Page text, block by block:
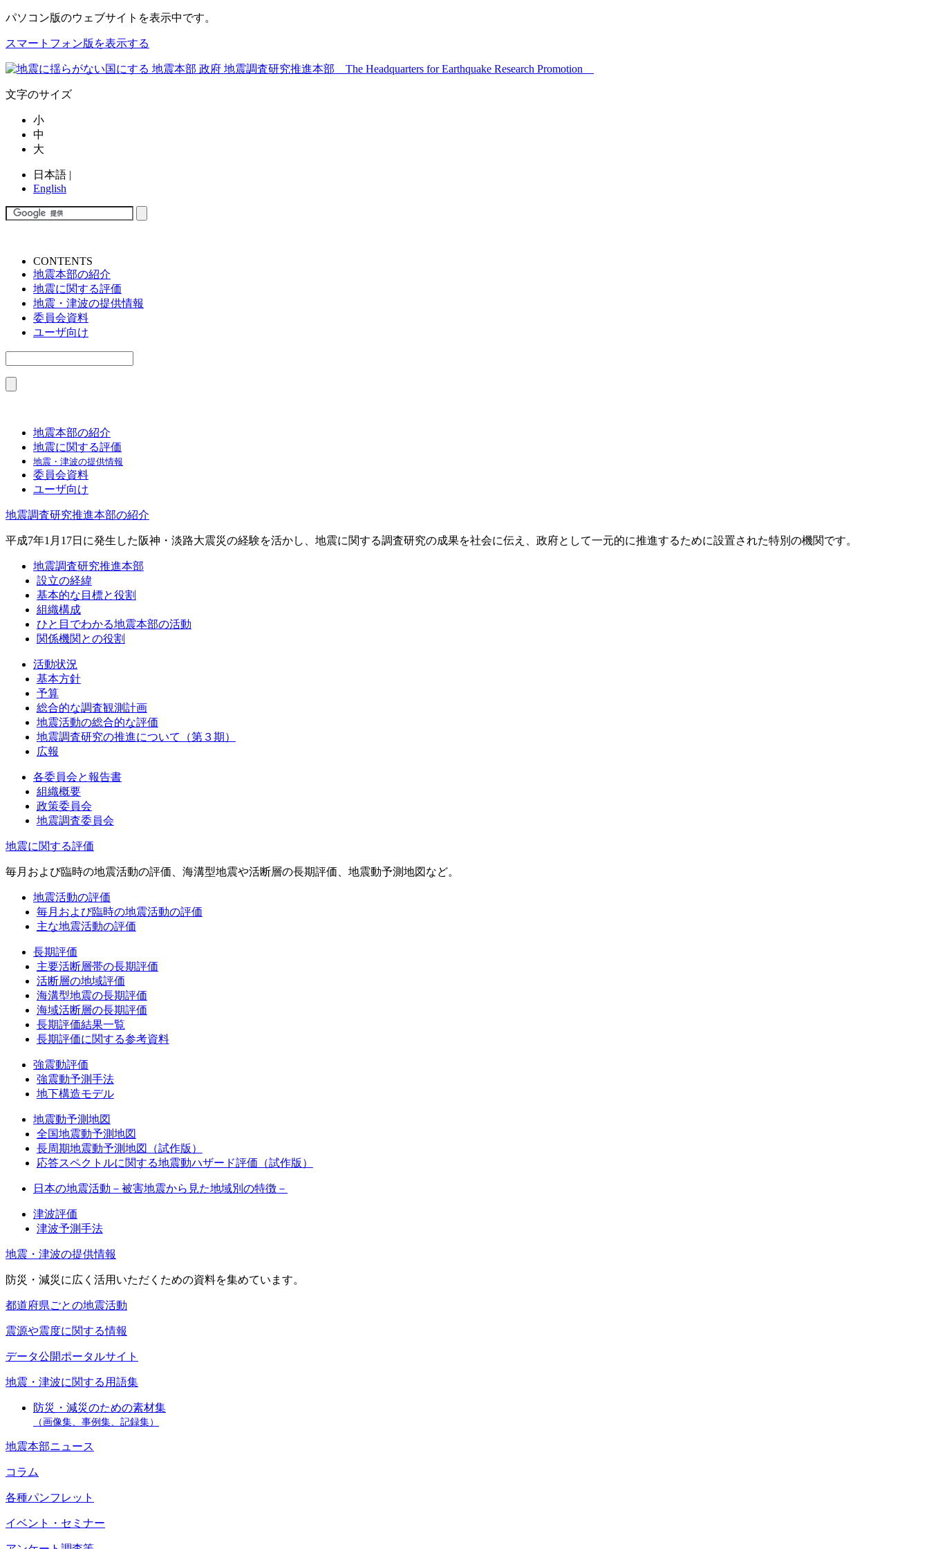
パソコン版のウェブサイトを表示中です。
スマートフォン版を表示する
文字のサイズ
小
中
大
日本語 |
English
CONTENTS
地震本部の紹介
地震に関する評価
地震・津波の提供情報
委員会資料
ユーザ向け
地震本部の紹介
地震に関する評価
地震・津波の提供情報
委員会資料
ユーザ向け
地震調査研究推進本部の紹介
平成7年1月17日に発生した阪神・淡路大震災の経験を活かし、地震に関する調査研究の成果を社会に伝え、政府として一元的に推進するために設置された特別の機関です。
地震調査研究推進本部
設立の経緯
基本的な目標と役割
組織構成
ひと目でわかる地震本部の活動
関係機関との役割
活動状況
基本方針
予算
総合的な調査観測計画
地震活動の総合的な評価
地震調査研究の推進について（第３期）
広報
各委員会と報告書
組織概要
政策委員会
地震調査委員会
地震に関する評価
毎月および臨時の地震活動の評価、海溝型地震や活断層の長期評価、地震動予測地図など。
地震活動の評価
毎月および臨時の地震活動の評価
主な地震活動の評価
長期評価
主要活断層帯の長期評価
活断層の地域評価
海溝型地震の長期評価
海域活断層の長期評価
長期評価結果一覧
長期評価に関する参考資料
強震動評価
強震動予測手法
地下構造モデル
地震動予測地図
全国地震動予測地図
長周期地震動予測地図（試作版）
応答スペクトルに関する地震動ハザード評価（試作版）
日本の地震活動－被害地震から見た地域別の特徴－
津波評価
津波予測手法
地震・津波の提供情報
防災・減災に広く活用いただくための資料を集めています。
都道府県ごとの地震活動
震源や震度に関する情報
データ公開ポータルサイト
地震・津波に関する用語集
防災・減災のための素材集
（画像集、事例集、記録集）
地震本部ニュース
コラム
各種パンフレット
イベント・セミナー